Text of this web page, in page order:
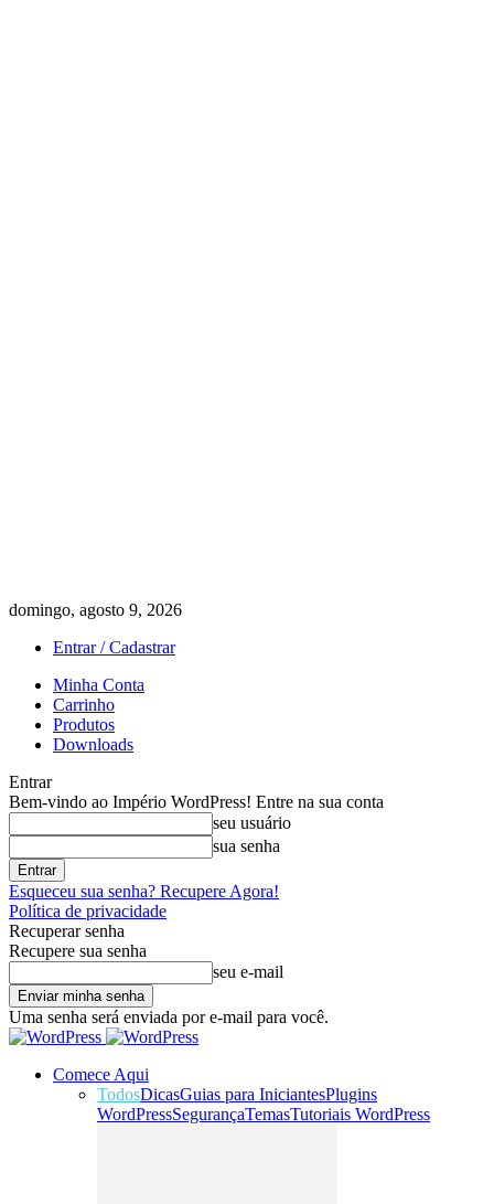
domingo, agosto 9, 2026
Entrar / Cadastrar
Minha Conta
Carrinho
Produtos
Downloads
Entrar
Bem-vindo ao Império WordPress! Entre na sua conta
seu usuário
sua senha
Esqueceu sua senha? Recupere Agora!
Política de privacidade
Recuperar senha
Recupere sua senha
seu e-mail
Uma senha será enviada por e-mail para você.
Comece Aqui
TodosDicasGuias para IniciantesPlugins
WordPressSegurançaTemasTutoriais WordPress